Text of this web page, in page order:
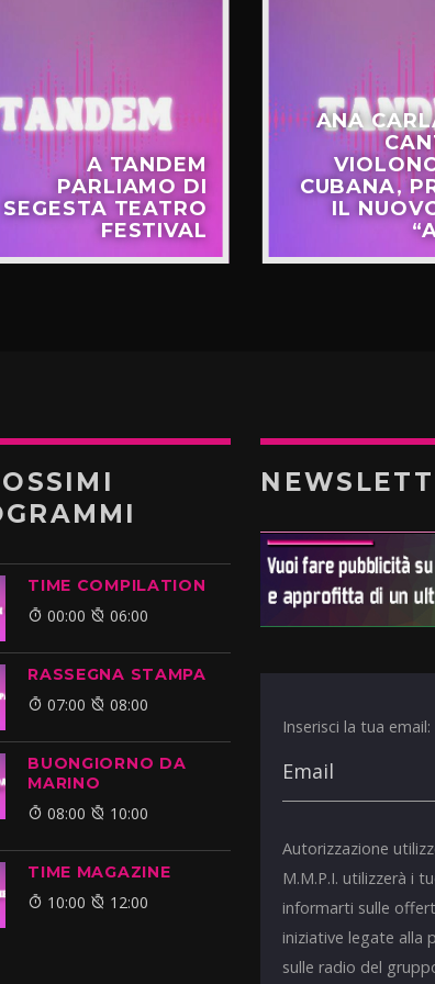
A TANDEM
PARLIAMO DI
SEGESTA TEATRO
FESTIVAL
ANA
CUBANA,
IL
TIME COMPILATION
00:00 06:00
RASSEGNA STAMPA
07:00 08:00
BUONGIORNO DA
MARINO
08:00 10:00
TIME MAGAZINE
10:00 12:00
Inserisci la tua email:
Autorizzazione
M.M.P.I. utilizzerà i
informarti sulle
iniziative legate alla
sulle radio del